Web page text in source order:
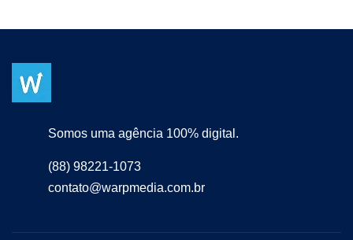
Somos uma agência 100% digital.
(88) 98221-1073
contato@warpmedia.com.br